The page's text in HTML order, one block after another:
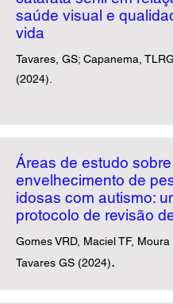
saúde visual e
vida
Tavares, GS; Capanema,
(2024).
Áreas de estudo
envelhecimento de
idosas com autismo:
protocolo de revisão
Gomes VRD, Maciel TF, Moura
Tavares GS (2024).